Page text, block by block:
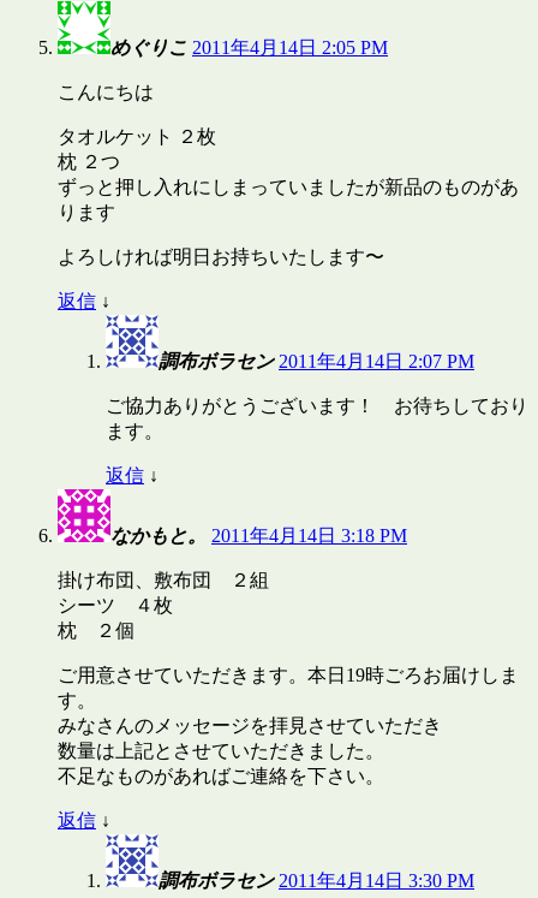
めぐりこ 2011年4月14日 2:05 PM
こんにちは
タオルケット ２枚
枕 ２つ
ずっと押し入れにしまっていましたが新品のものがあ
ります
よろしければ明日お持ちいたします〜
返信 ↓
調布ボラセン 2011年4月14日 2:07 PM
ご協力ありがとうございます！ お待ちしており
ます。
返信 ↓
なかもと。 2011年4月14日 3:18 PM
掛け布団、敷布団 ２組
シーツ ４枚
枕 ２個
ご用意させていただきます。本日19時ごろお届けしま
す。
みなさんのメッセージを拝見させていただき
数量は上記とさせていただきました。
不足なものがあればご連絡を下さい。
返信 ↓
調布ボラセン 2011年4月14日 3:30 PM